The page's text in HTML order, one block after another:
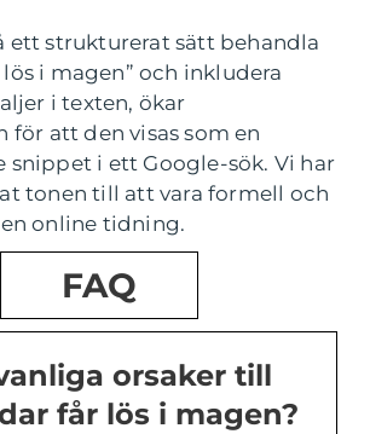
ett strukturerat sätt behandla
i magen” och inkludera
i texten, ökar
för att den visas som en
snippet i ett Google-sök. Vi har
tonen till att vara formell och
online tidning.
FAQ
orsaker till
får lös i magen?